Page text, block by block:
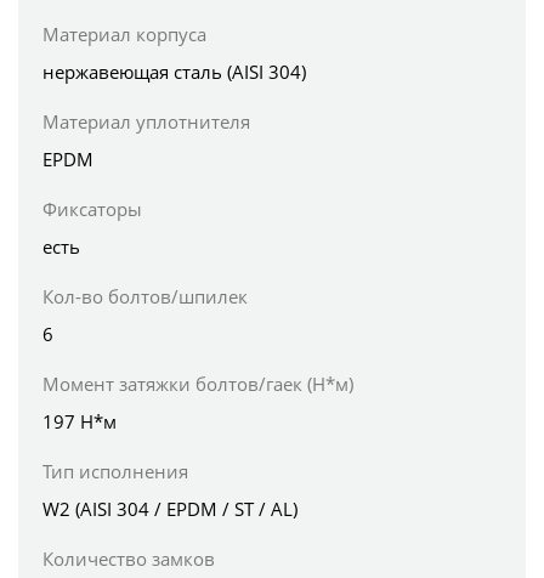
Материал корпуса
нержавеющая сталь (AISI 304)
Материал уплотнителя
EPDM
Фиксаторы
есть
Кол-во болтов/шпилек
6
Момент затяжки болтов/гаек (Н*м)
197 Н*м
Тип исполнения
W2 (AISI 304 / EPDM / ST / AL)
Количество замков